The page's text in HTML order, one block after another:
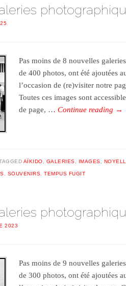
Pas moins de 8 nouvelles
de 400 photos, ont été ajoutées
l’occasion de (re)visiter notre
Toutes ces images sont
de page, …Continue reading →
AÏKIDO, GALERIES, IMAGES,
, SOUVENIRS,TEMPUS FUGIT
2023
Pas moins de 9 nouvelles
de 300 photos, ont été ajoutées